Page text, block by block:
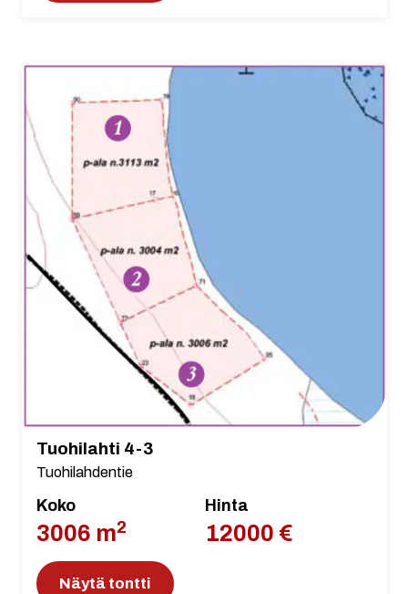
Tuohilahti 4-3
Tuohilahdentie
Koko
3006 m2
Hinta
12000 €
Näytä tontti